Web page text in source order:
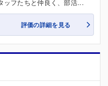
ッフたちと仲良く、部活...
評価の詳細を見る